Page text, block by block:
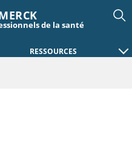
de la santé
RESSOURCES